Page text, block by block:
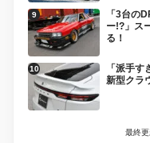
「3台の
ー!?」ス
る！
「派手
新型クラ
最終